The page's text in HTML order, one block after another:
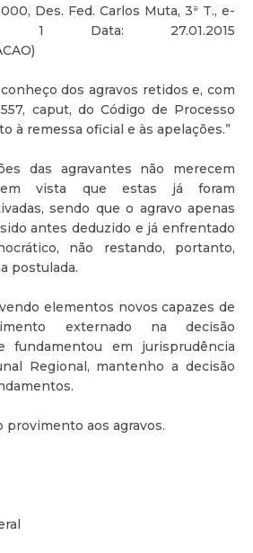
Des. Fed. Carlos Muta, 3ª T., e-
1 Data: 27.01.2015
dos agravos retidos e, com
caput, do Código de Processo
à remessa oficial e às apelações.”
das agravantes não merecem
em vista que estas já foram
sendo que o agravo apenas
antes deduzido e já enfrentado
não restando, portanto,
postulada.
elementos novos capazes de
externado na decisão
fundamentou em jurisprudência
Regional, mantenho a decisão
aos agravos.